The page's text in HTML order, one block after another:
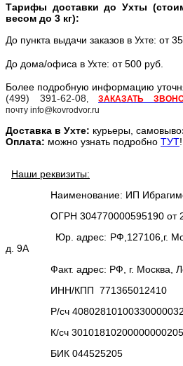
Тарифы доставки до Ухты
весом до 3 кг):
До пункта выдачи заказов в Ухте: от
До дома/офиса в Ухте: от 500 руб.
Более подробную информацию
(499) 391-62-08, ЗАКАЗАТЬ
почту info@kovrodvor.ru
Доставка в Ухте: курьеры,
Оплата: можно узнать подробно ТУТ!
Наши реквизиты:
Наименование: ИП
ОГРН 304770000595190 от 25
Юр. адрес: РФ,127106,г.
д. 9А
Факт. адрес: РФ, г. Москва,
ИНН/КПП 771365012410
Р/сч 40802810100330000032
К/сч 30101810200000000205
БИК 044525205